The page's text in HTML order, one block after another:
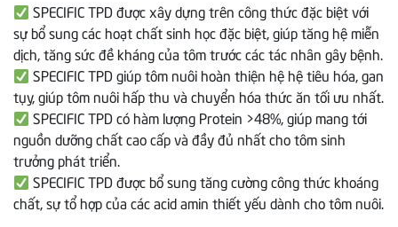
SPECIFIC TPD được xây dựng trên công thức đặc biệt với
sự bổ sung các hoạt chất sinh học đặc biệt, giúp tăng hệ miễn
dịch, tăng sức đề kháng của tôm trước các tác nhân gây bệnh.
SPECIFIC TPD giúp tôm nuôi hoàn thiện hệ hệ tiêu hóa, gan
tụy, giúp tôm nuôi hấp thu và chuyển hóa thức ăn tối ưu nhất.
SPECIFIC TPD có hàm lượng Protein >48%, giúp mang tới
nguồn dưỡng chất cao cấp và đầy đủ nhất cho tôm sinh
trưởng phát triển.
SPECIFIC TPD được bổ sung tăng cường công thức khoáng
chất, sự tổ hợp của các acid amin thiết yếu dành cho tôm nuôi.